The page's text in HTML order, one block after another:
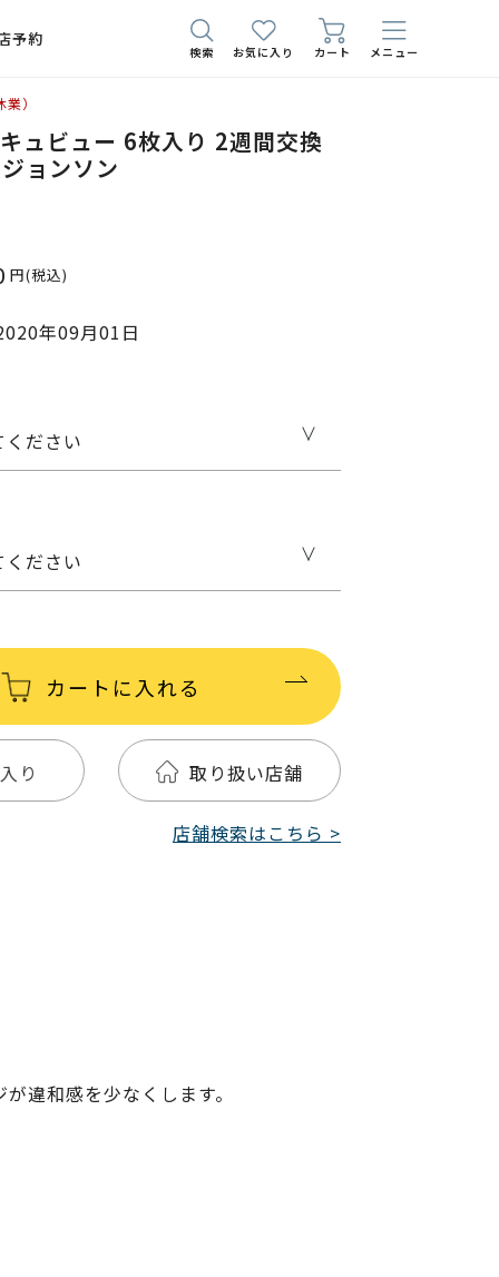
予約
検索 お気に入り カート メニュー
）
ュビュー 6枚入り 2週間交換
ョンソン
円(税込)
年09月01日
ださい
ださい
カートに入れる
り 取り扱い店舗
店舗検索はこちら >
違和感を少なくします。